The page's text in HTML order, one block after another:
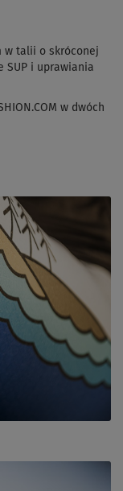
w talii o skróconej
SUP i uprawiania
w dwóch